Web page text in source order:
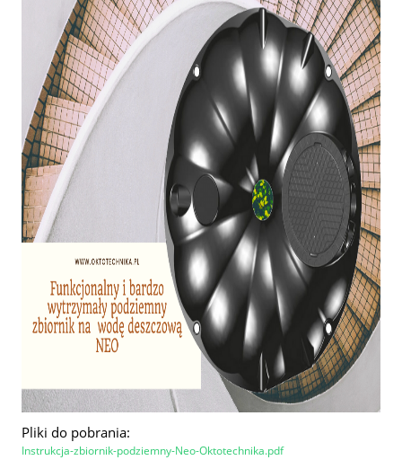
Pliki do pobrania:
Instrukcja-zbiornik-podziemny-Neo-Oktotechnika.pdf